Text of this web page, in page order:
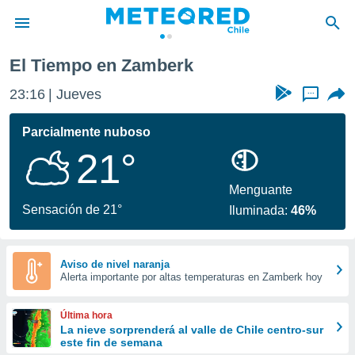
de
por
se
calidad.
a este
las
y
forma
digital
basada
El Tiempo en Zamberk
23:16 Jueves ...
Parcialmente nuboso
21°
Sensación de 21°
Menguante
Iluminada:46%
Aviso de nivel naranja
Alerta importante por altas temperaturas en Zamberk hoy
Última hora
La nieve sorprenderá al valle de Chile centro-sur
este fin de semana